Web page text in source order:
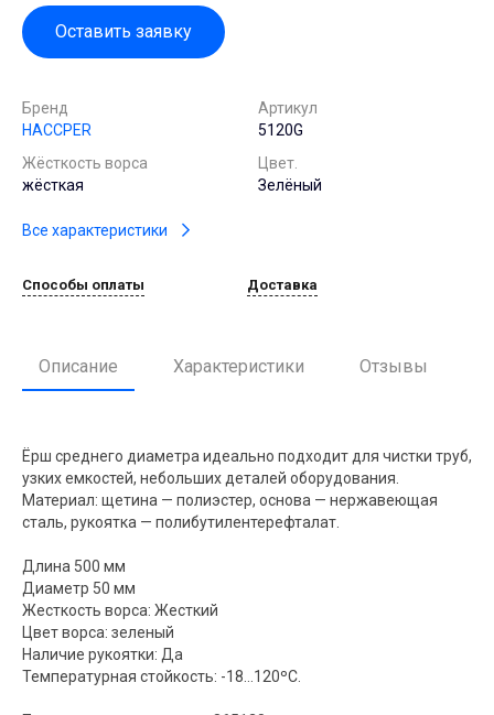
Оставить заявку
Бренд
HACCPER
Артикул
5120G
Жёсткость ворса
жёсткая
Цвет.
Зелёный
Все характеристики
Способы оплаты Доставка
Описание Характеристики Отзывы
Ёрш среднего диаметра идеально подходит для чистки труб,
узких емкостей, небольших деталей оборудования.
Материал: щетина — полиэстер, основа — нержавеющая
сталь, рукоятка — полибутилентерефталат.
Длина 500 мм
Диаметр 50 мм
Жесткость ворса: Жесткий
Цвет ворса: зеленый
Наличие рукоятки: Да
Температурная стойкость: -18…120ºС.